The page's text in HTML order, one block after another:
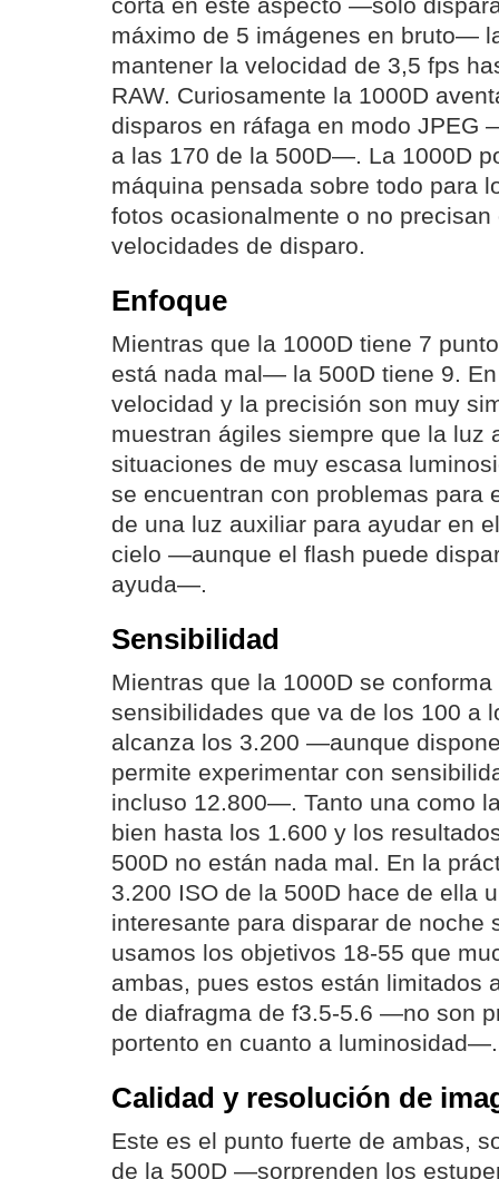
corta en este aspecto —sólo
máximo de 5 imágenes en bruto—
mantener la velocidad de 3,5 fps
RAW. Curiosamente la 1000D
disparos en ráfaga en modo JPEG
a las 170 de la 500D—. La 1000D
máquina pensada sobre todo para
fotos ocasionalmente o no precisan
velocidades de disparo.
Enfoque
Mientras que la 1000D tiene 7
está nada mal— la 500D tiene 9.
velocidad y la precisión son muy
muestran ágiles siempre que la luz
situaciones de muy escasa
se encuentran con problemas para
de una luz auxiliar para ayudar en
cielo —aunque el flash puede
ayuda—.
Sensibilidad
Mientras que la 1000D se
sensibilidades que va de los 100 a
alcanza los 3.200 —aunque
permite experimentar con
incluso 12.800—. Tanto una como
bien hasta los 1.600 y los
500D no están nada mal. En la
3.200 ISO de la 500D hace de ella
interesante para disparar de noche
usamos los objetivos 18-55 que
ambas, pues estos están limitados
de diafragma de f3.5-5.6 —no son
portento en cuanto a luminosidad—.
Calidad y resolución de
Este es el punto fuerte de ambas,
de la 500D —sorprenden los